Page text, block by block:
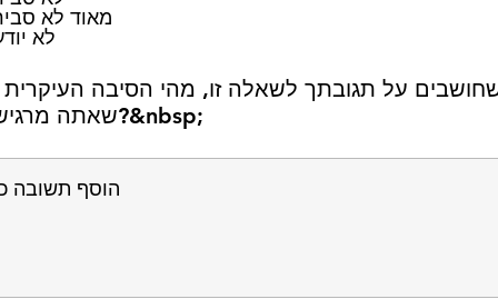
מאוד לא
לא
על תגובתך לשאלה זו, מהי הסיבה
שאתה מרגיש כך?&nbsp;